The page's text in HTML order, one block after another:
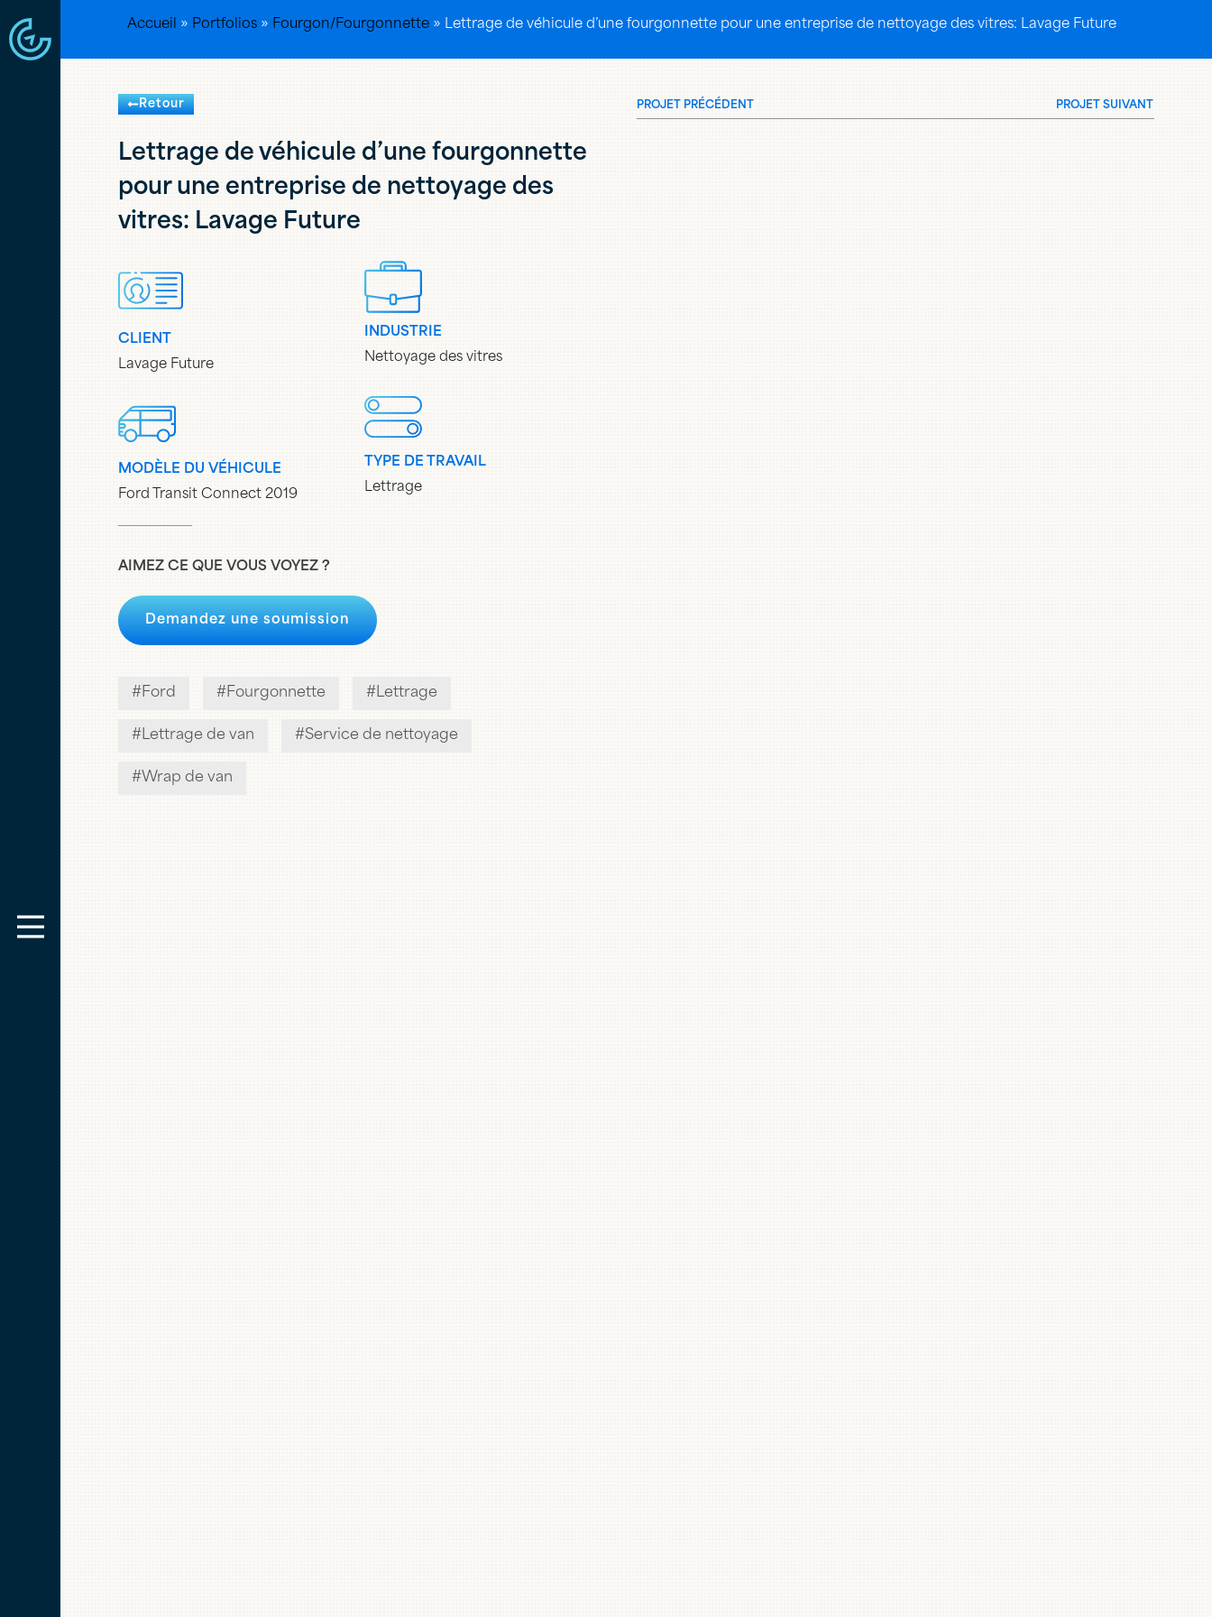
Accueil » Portfolios » Fourgon/Fourgonnette » Lettrage de véhicule d’une fourgonnette pour une entreprise de nettoyage des vitres: Lavage Future
Retour
Lettrage de véhicule d’une fourgonnette
pour une entreprise de nettoyage des
vitres: Lavage Future
CLIENT
Lavage Future
MODÈLE DU VÉHICULE
Ford Transit Connect 2019
INDUSTRIE
Nettoyage des vitres
TYPE DE TRAVAIL
Lettrage
AIMEZ CE QUE VOUS VOYEZ ?
Demandez une soumission
Ford Fourgonnette Lettrage
Lettrage de van Service de nettoyage
Wrap de van
PROJET PRÉCÉDENT PROJET SUIVANT